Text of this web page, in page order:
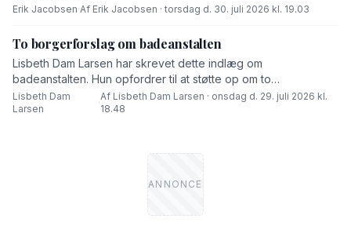
Erik Jacobsen·Af Erik Jacobsen · torsdag d. 30. juli 2026 kl. 19.03
To borgerforslag om badeanstalten
Lisbeth Dam Larsen har skrevet dette indlæg om
badeanstalten. Hun opfordrer til at støtte op om to
borgerforslag.
Lisbeth Dam
Larsen
·
Af Lisbeth Dam Larsen · onsdag d. 29. juli 2026 kl.
18.48